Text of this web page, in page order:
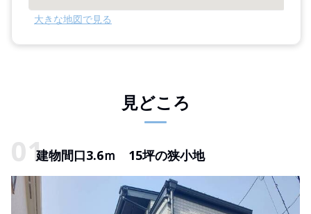
大きな地図で見る
見どころ
建物間口3.6ｍ 15坪の狭小地